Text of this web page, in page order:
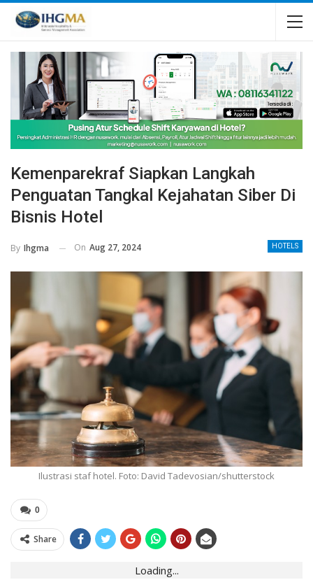
Kemenparekraf Siapkan Langkah
Penguatan Tangkal Kejahatan Siber Di
Bisnis Hotel
HOTELS
By Ihgma On Aug 27, 2024
Ilustrasi staf hotel. Foto: David Tadevosian/shutterstock
0
Share
Loading...